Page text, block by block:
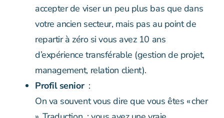
accepter de viser un peu plus bas que dans
votre ancien secteur, mais pas au point de
repartir à zéro si vous avez 10 ans
d’expérience transférable (gestion de projet,
management, relation client).
Profil senior:
On va souvent vous dire que vous êtes « cher